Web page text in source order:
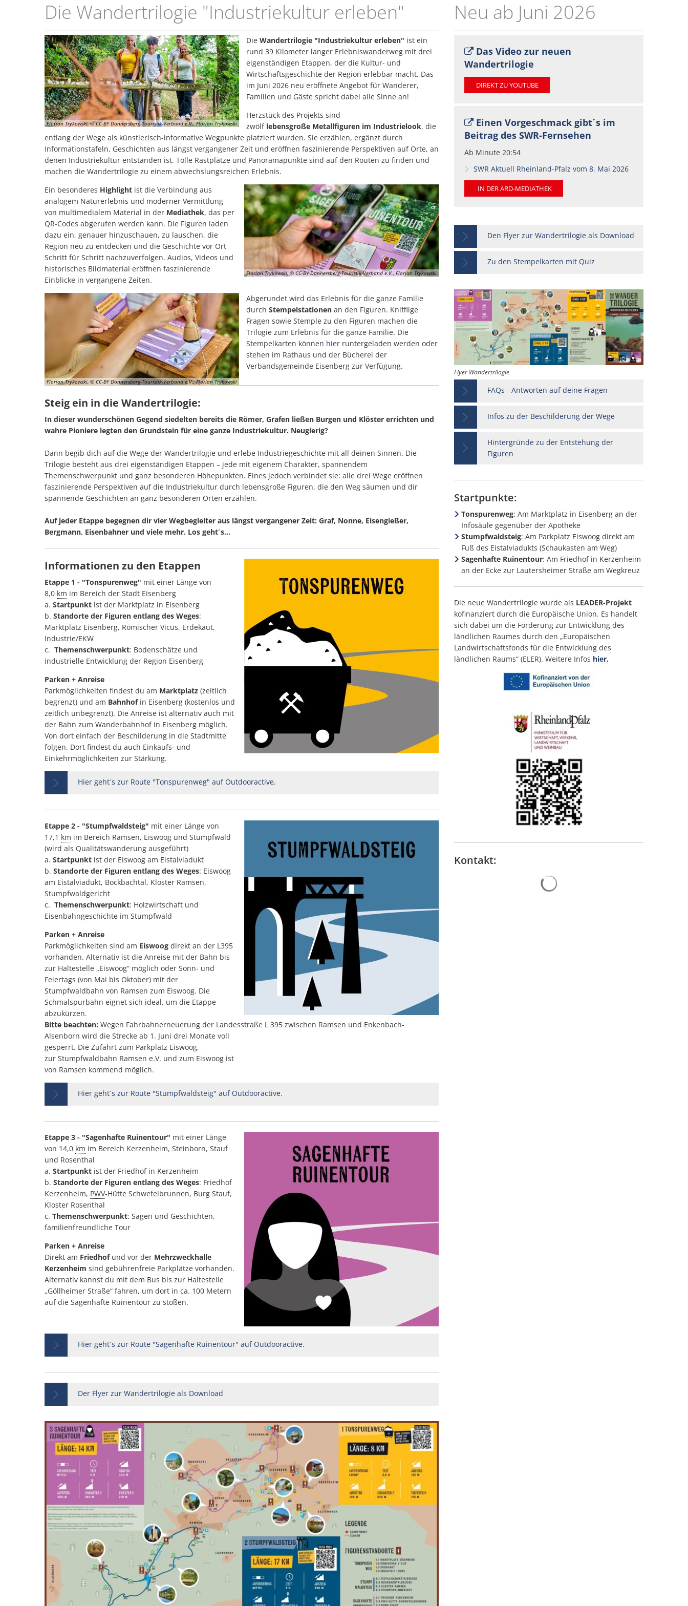
Hundesteuer An- und Abmeldung
Standesamt
Fachbereiche Zukunftsinitiative Vereine
Wandertrilogie
Die Wandertrilogie "Industriekultur erleben"
Florian Trykowski, © CC-BY Donnersberg-Touristik-Verband e.V., Florian Trykowski
Die Wandertrilogie "Industriekultur erleben" ist ein
rund 39 Kilometer langer Erlebniswanderweg mit drei
eigenständigen Etappen, der die Kultur- und
Wirtschaftsgeschichte der Region erlebbar macht. Das
im Juni 2026 neu eröffnete Angebot für Wanderer,
Familien und Gäste spricht dabei alle Sinne an!
Herzstück des Projekts sind
zwölf lebensgroße Metallfiguren im Industrielook, die
entlang der Wege als künstlerisch-informative Wegpunkte platziert wurden. Sie erzählen, ergänzt durch
Informationstafeln, Geschichten aus längst vergangener Zeit und eröffnen faszinierende Perspektiven auf Orte, an
denen Industriekultur entstanden ist. Tolle Rastplätze und Panoramapunkte sind auf den Routen zu finden und
machen die Wandertrilogie zu einem abwechslungsreichen Erlebnis.
Florian Trykowski, © CC-BY Donnersberg-Touristik-Verband e.V., Florian Trykowski
Ein besonderes Highlight ist die Verbindung aus
analogem Naturerlebnis und moderner Vermittlung
von multimedialem Material in der Mediathek, das per
QR-Codes abgerufen werden kann. Die Figuren laden
dazu ein, genauer hinzuschauen, zu lauschen, die
Region neu zu entdecken und die Geschichte vor Ort
Schritt für Schritt nachzuverfolgen. Audios, Videos und
historisches Bildmaterial eröffnen faszinierende
Einblicke in vergangene Zeiten.
Florian Trykowski, © CC-BY Donnersberg-Touristik-Verband e.V., Florian Trykowski
Abgerundet wird das Erlebnis für die ganze Familie
durch Stempelstationen an den Figuren. Knifflige
Fragen sowie Stemple zu den Figuren machen die
Trilogie zum Erlebnis für die ganze Familie. Die
Stempelkarten können hier runtergeladen werden oder
stehen im Rathaus und der Bücherei der
Verbandsgemeinde Eisenberg zur Verfügung.
Steig ein in die Wandertrilogie:
In dieser wunderschönen Gegend siedelten bereits die Römer, Grafen ließen Burgen und Klöster errichten und
wahre Pioniere legten den Grundstein für eine ganze Industriekultur. Neugierig?
Dann begib dich auf die Wege der Wandertrilogie und erlebe Industriegeschichte mit all deinen Sinnen. Die
Trilogie besteht aus drei eigenständigen Etappen – jede mit eigenem Charakter, spannendem
Themenschwerpunkt und ganz besonderen Höhepunkten. Eines jedoch verbindet sie: alle drei Wege eröffnen
faszinierende Perspektiven auf die Industriekultur durch lebensgroße Figuren, die den Weg säumen und dir
spannende Geschichten an ganz besonderen Orten erzählen.
Auf jeder Etappe begegnen dir vier Wegbegleiter aus längst vergangener Zeit: Graf, Nonne, Eisengießer,
Bergmann, Eisenbahner und viele mehr. Los geht´s...
Informationen zu den Etappen
Etappe 1 - "Tonspurenweg" mit einer Länge von
8,0 km im Bereich der Stadt Eisenberg
a. Startpunkt ist der Marktplatz in Eisenberg
b. Standorte der Figuren entlang des Weges:
Marktplatz Eisenberg, Römischer Vicus, Erdekaut,
Industrie/EKW
c. Themenschwerpunkt: Bodenschätze und
industrielle Entwicklung der Region Eisenberg
Parken + Anreise
Parkmöglichkeiten findest du am Marktplatz (zeitlich
begrenzt) und am Bahnhof in Eisenberg (kostenlos und
zeitlich unbegrenzt). Die Anreise ist alternativ auch mit
der Bahn zum Wanderbahnhof in Eisenberg möglich.
Von dort einfach der Beschilderung in die Stadtmitte
folgen. Dort findest du auch Einkaufs- und
Einkehrmöglichkeiten zur Stärkung.
Hier geht´s zur Route "Tonspurenweg" auf Outdooractive.
Etappe 2 - "Stumpfwaldsteig" mit einer Länge von
17,1 km im Bereich Ramsen, Eiswoog und Stumpfwald
(wird als Qualitätswanderung ausgeführt)
a. Startpunkt ist der Eiswoog am Eistalviadukt
b. Standorte der Figuren entlang des Weges: Eiswoog
am Eistalviadukt, Bockbachtal, Kloster Ramsen,
Stumpfwaldgericht
c. Themenschwerpunkt: Holzwirtschaft und
Eisenbahngeschichte im Stumpfwald
Parken + Anreise
Parkmöglichkeiten sind am Eiswoog direkt an der L395
vorhanden. Alternativ ist die Anreise mit der Bahn bis
zur Haltestelle „Eiswoog“ möglich oder Sonn- und
Feiertags (von Mai bis Oktober) mit der
Stumpfwaldbahn von Ramsen zum Eiswoog. Die
Schmalspurbahn eignet sich ideal, um die Etappe
abzukürzen.
Bitte beachten: Wegen Fahrbahnerneuerung der Landesstraße L 395 zwischen Ramsen und Enkenbach-
Alsenborn wird die Strecke ab 1. Juni drei Monate voll
gesperrt. Die Zufahrt zum Parkplatz Eiswoog,
zur Stumpfwaldbahn Ramsen e.V. und zum Eiswoog ist
von Ramsen kommend möglich.
Hier geht´s zur Route "Stumpfwaldsteig" auf Outdooractive.
Etappe 3 - "Sagenhafte Ruinentour" mit einer Länge
von 14,0 km im Bereich Kerzenheim, Steinborn, Stauf
und Rosenthal
a. Startpunkt ist der Friedhof in Kerzenheim
b. Standorte der Figuren entlang des Weges: Friedhof
Kerzenheim, PWV-Hütte Schwefelbrunnen, Burg Stauf,
Kloster Rosenthal
c. Themenschwerpunkt: Sagen und Geschichten,
familienfreundliche Tour
Parken + Anreise
Direkt am Friedhof und vor der Mehrzweckhalle
Kerzenheim sind gebührenfreie Parkplätze vorhanden.
Alternativ kannst du mit dem Bus bis zur Haltestelle
„Göllheimer Straße“ fahren, um dort in ca. 100 Metern
auf die Sagenhafte Ruinentour zu stoßen.
Hier geht´s zur Route "Sagenhafte Ruinentour" auf Outdooractive.
Der Flyer zur Wandertrilogie als Download
Neu ab Juni 2026
Das Video zur neuen
Wandertrilogie
DIREKT ZU YOUTUBE
Einen Vorgeschmack gibt´s im
Beitrag des SWR-Fernsehen
Ab Minute 20:54
SWR Aktuell Rheinland-Pfalz vom 8. Mai 2026
IN DER ARD-MEDIATHEK
Den Flyer zur Wandertrilogie als Download
Zu den Stempelkarten mit Quiz
Flyer Wandertrilogie
FAQs - Antworten auf deine Fragen
Infos zu der Beschilderung der Wege
Hintergründe zu der Entstehung der
Figuren
Startpunkte:
Tonspurenweg: Am Marktplatz in Eisenberg an der
Infosäule gegenüber der Apotheke
Stumpfwaldsteig: Am Parkplatz Eiswoog direkt am
Fuß des Eistalviadukts (Schaukasten am Weg)
Sagenhafte Ruinentour: Am Friedhof in Kerzenheim
an der Ecke zur Lautersheimer Straße am Wegkreuz
Die neue Wandertrilogie wurde als LEADER-Projekt
kofinanziert durch die Europäische Union. Es handelt
sich dabei um die Förderung zur Entwicklung des
ländlichen Raumes durch den „Europäischen
Landwirtschaftsfonds für die Entwicklung des
ländlichen Raums“ (ELER). Weitere Infos hier.
Kontakt: